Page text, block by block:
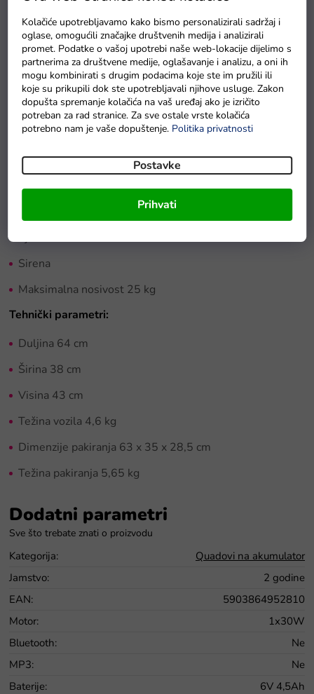
Kolačiće upotrebljavamo kako bismo personalizirali sadržaj i
oglase, omogućili značajke društvenih medija i analizirali
promet. Podatke o vašoj upotrebi naše web-lokacije dijelimo s
partnerima za društvene medije, oglašavanje i analizu, a oni ih
mogu kombinirati s drugim podacima koje ste im pružili ili
koje su prikupili dok ste upotrebljavali njihove usluge. Zakon
dopušta spremanje kolačića na vaš uređaj ako je izričito
potreban za rad stranice. Za sve ostale vrste kolačića
potrebno nam je vaše dopuštenje. Politika privatnosti
Postavke
Prihvati
Detaljan opis proizvoda
Specifikacije:
Snaga 1x30W
Baterija 6V 4,5 Ah
Plastični kotači 18x9 cm
Mjenjač naprijed
Sirena
Maksimalna nosivost 25 kg
Tehnički parametri:
Duljina 64 cm
Širina 38 cm
Visina 43 cm
Težina vozila 4,6 kg
Dimenzije pakiranja 63 x 35 x 28,5 cm
Težina pakiranja 5,65 kg
Dodatni parametri
Kategorija:
Quadovi na akumulator
Jamstvo:
2 godine
EAN:
5903864952810
Motor:
1x30W
Bluetooth:
Ne
MP3:
Ne
Baterije:
6V 4,5Ah